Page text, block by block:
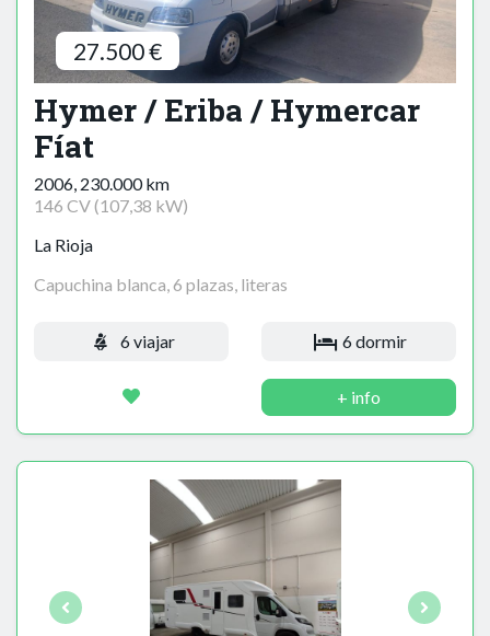
27.500 €
Hymer / Eriba / Hymercar
Fíat
2006, 230.000 km
146 CV (107,38 kW)
La Rioja
Capuchina blanca, 6 plazas, literas
6 viajar 6 dormir
+ info